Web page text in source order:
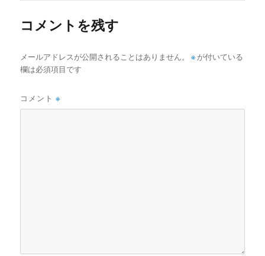
コメントを残す
メールアドレスが公開されることはありません。 ※ が付いている
欄は必須項目です
コメント※